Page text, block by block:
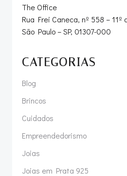
The Office
Rua Frei Caneca, nº 558 – 11º
São Paulo – SP, 01307-000
CATEGORIAS
Blog
Brincos
Cuidados
Empreendedorismo
Joias
Joias em Prata 925